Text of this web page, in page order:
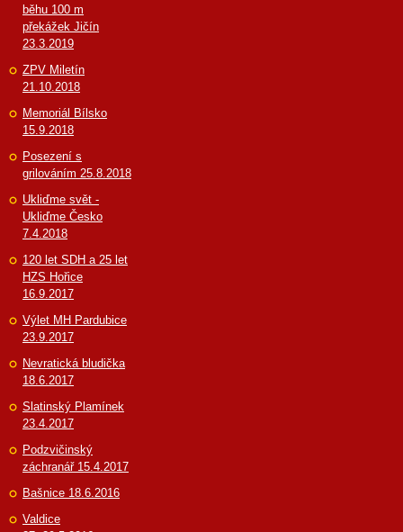
běhu 100 m
překážek Jičín
23.3.2019
ZPV Miletín
21.10.2018
Memoriál Bílsko
15.9.2018
Posezení s
grilováním 25.8.2018
Ukliďme svět -
Ukliďme Česko
7.4.2018
120 let SDH a 25 let
HZS Hořice
16.9.2017
Výlet MH Pardubice
23.9.2017
Nevratická bludička
18.6.2017
Slatinský Plamínek
23.4.2017
Podzvičinský
záchranář 15.4.2017
Bašnice 18.6.2016
Valdice